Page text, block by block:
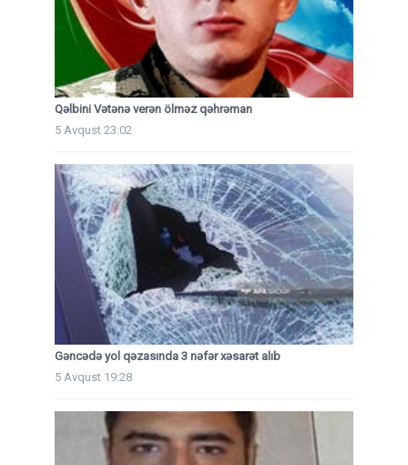
Qəlbini Vətənə verən ölməz qəhrəman
5 Avqust 23:02
Gəncədə yol qəzasında 3 nəfər xəsarət alıb
5 Avqust 19:28